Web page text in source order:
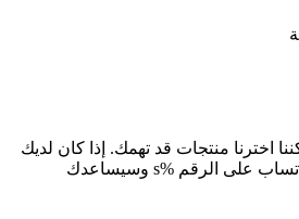
اخترنا منتجات قد تهمك. إذا كان لديك
طلب محدد، راسلنا عبر واتساب على الرقم %s وسيساعدك